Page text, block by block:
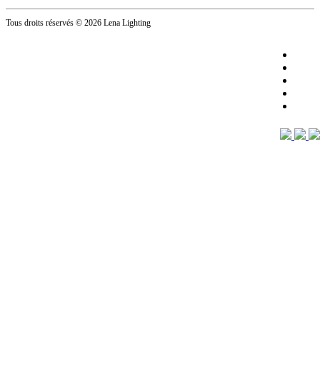
Tous droits réservés © 2026 Lena Lighting